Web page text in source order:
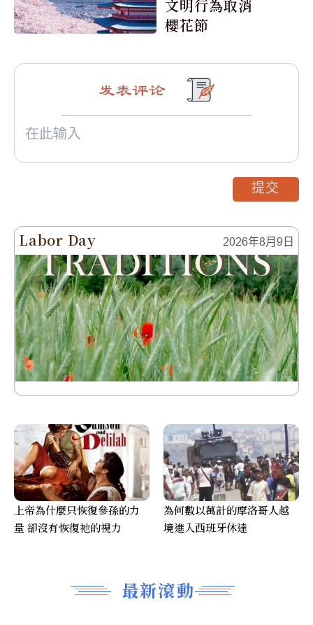
文明行為取消
櫻花節
Labor Day 2026年8月9日
最新滾動
发表评论
提交
上帝為什麼只恢復參孫的力
量 卻沒有恢復祂的視力
為何數以萬計的摩洛哥人越
境進入西班牙休達